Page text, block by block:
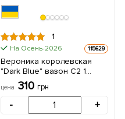
1
На Осень-2026 115629
Вероника королевская
"Dark Blue" вазон С2 1
саженец в упаковке
цена 310 грн
- +